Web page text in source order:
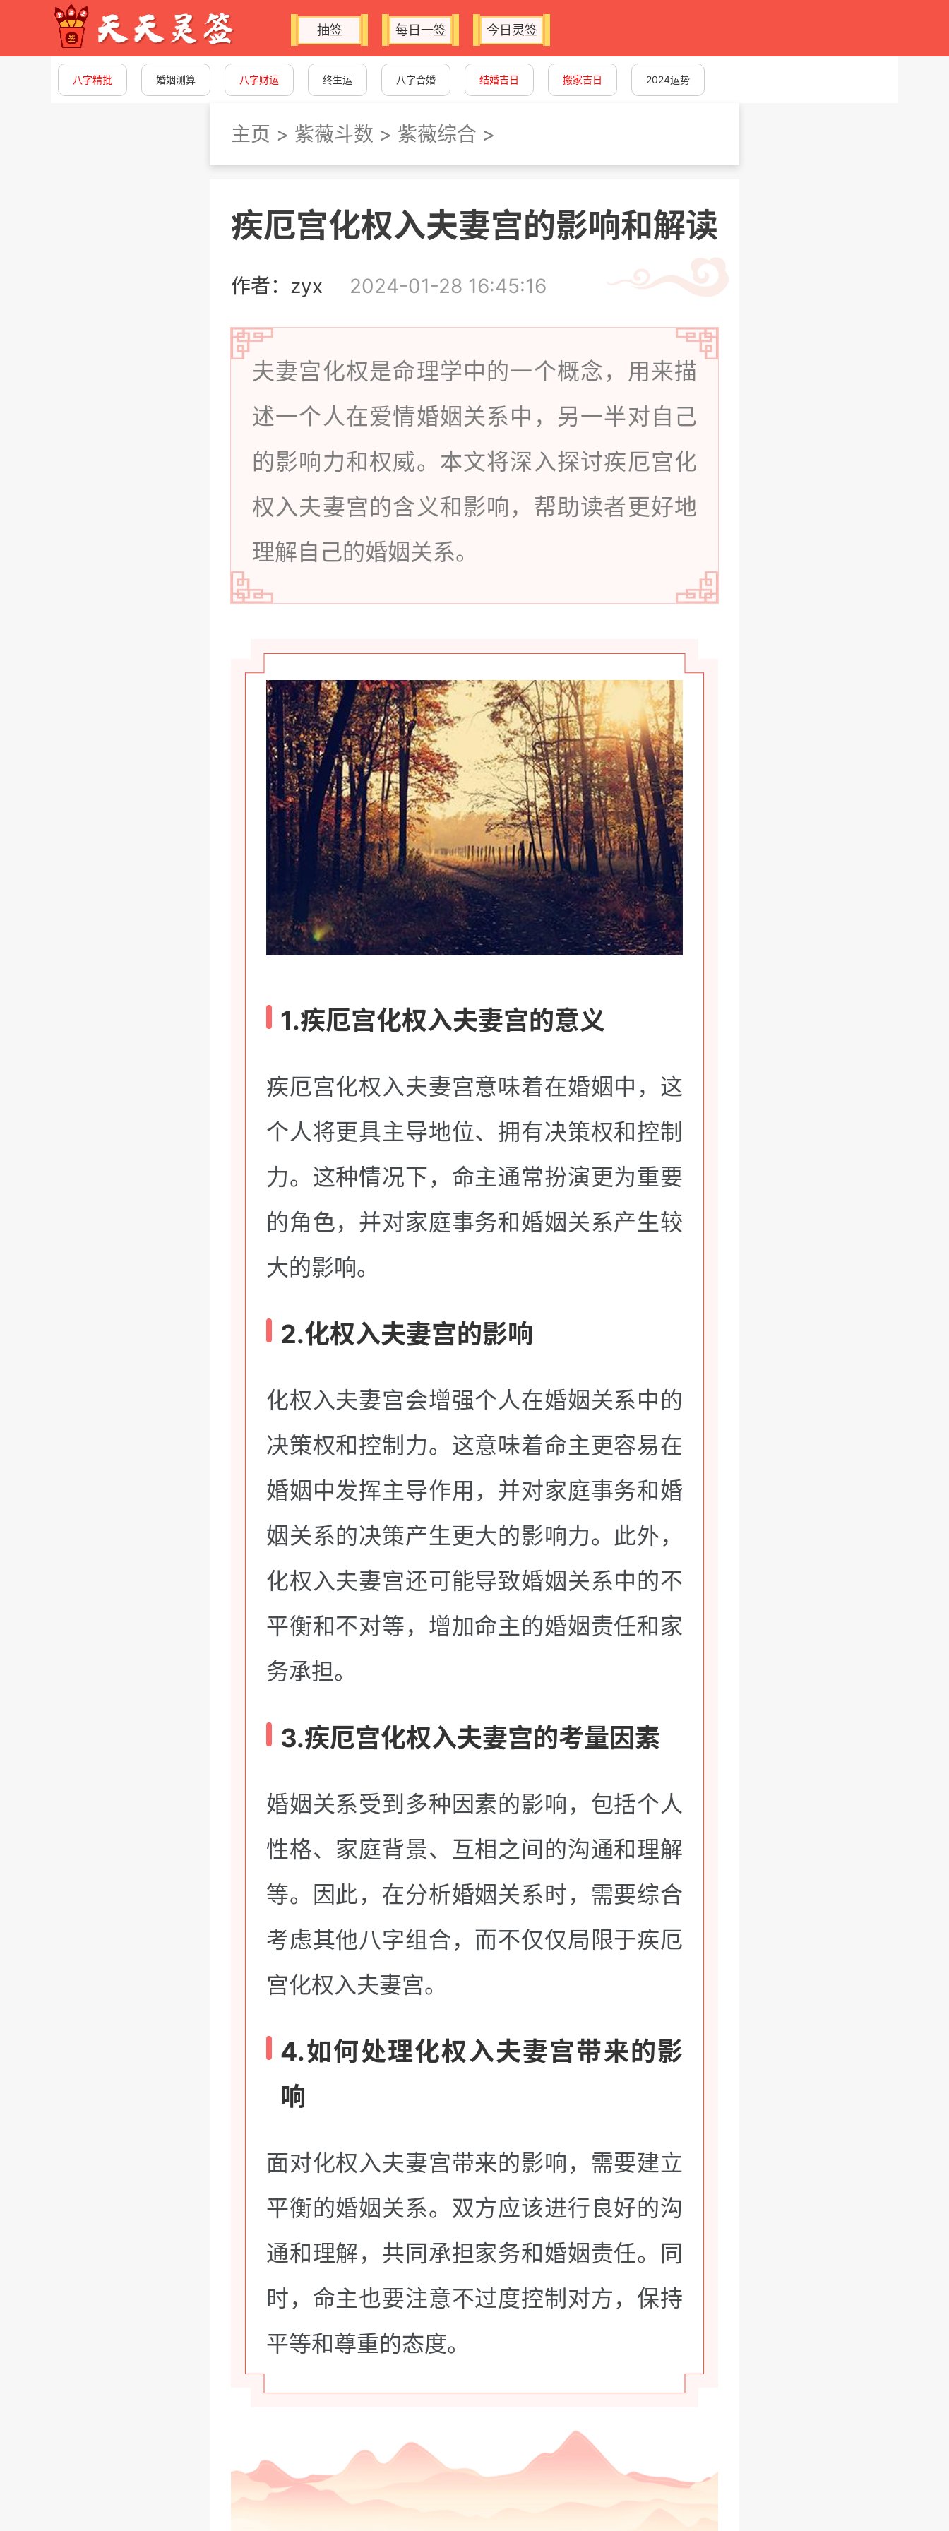
抽签 每日一签 今日灵签
八字精批 婚姻测算 八字财运 终生运 八字合婚 结婚吉日 搬家吉日 2024运势
主页 > 紫薇斗数 > 紫薇综合 >
疾厄宫化权入夫妻宫的影响和解读
作者：zyx 2024-01-28 16:45:16
夫妻宫化权是命理学中的一个概念，用来描
述一个人在爱情婚姻关系中，另一半对自己
的影响力和权威。本文将深入探讨疾厄宫化
权入夫妻宫的含义和影响，帮助读者更好地
理解自己的婚姻关系。
1.疾厄宫化权入夫妻宫的意义
疾厄宫化权入夫妻宫意味着在婚姻中，这
个人将更具主导地位、拥有决策权和控制
力。这种情况下，命主通常扮演更为重要
的角色，并对家庭事务和婚姻关系产生较
大的影响。
2.化权入夫妻宫的影响
化权入夫妻宫会增强个人在婚姻关系中的
决策权和控制力。这意味着命主更容易在
婚姻中发挥主导作用，并对家庭事务和婚
姻关系的决策产生更大的影响力。此外，
化权入夫妻宫还可能导致婚姻关系中的不
平衡和不对等，增加命主的婚姻责任和家
务承担。
3.疾厄宫化权入夫妻宫的考量因素
婚姻关系受到多种因素的影响，包括个人
性格、家庭背景、互相之间的沟通和理解
等。因此，在分析婚姻关系时，需要综合
考虑其他八字组合，而不仅仅局限于疾厄
宫化权入夫妻宫。
4.如何处理化权入夫妻宫带来的影
响
面对化权入夫妻宫带来的影响，需要建立
平衡的婚姻关系。双方应该进行良好的沟
通和理解，共同承担家务和婚姻责任。同
时，命主也要注意不过度控制对方，保持
平等和尊重的态度。